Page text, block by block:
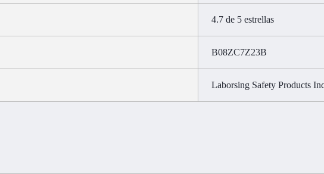
4.7 de 5 estrellas
B08ZC7Z23B
Laborsing Safety Products